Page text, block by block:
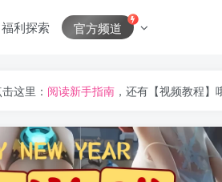
福利探索 官方频道
这里： 阅读新手指南 ，还有【视频教程